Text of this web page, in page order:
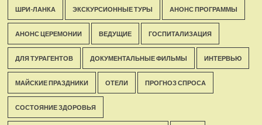
ШРИ-ЛАНКА ЭКСКУРСИОННЫЕ ТУРЫ АНОНС ПРОГРАММЫ
АНОНС ЦЕРЕМОНИИ ВЕДУЩИЕ ГОСПИТАЛИЗАЦИЯ
ДЛЯ ТУРАГЕНТОВ ДОКУМЕНТАЛЬНЫЕ ФИЛЬМЫ ИНТЕРВЬЮ
МАЙСКИЕ ПРАЗДНИКИ ОТЕЛИ ПРОГНОЗ СПРОСА
СОСТОЯНИЕ ЗДОРОВЬЯ